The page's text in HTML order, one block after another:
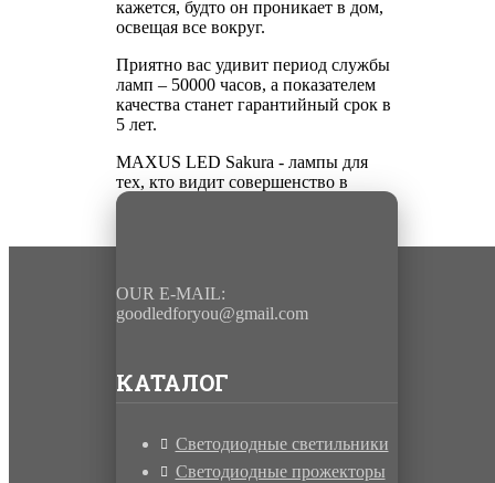
кажется, будто он проникает в дом,
освещая все вокруг.
Приятно вас удивит период службы
ламп – 50000 часов, а показателем
качества станет гарантийный срок в
5 лет.
MAXUS LED Sakura - лампы для
тех, кто видит совершенство в
деталях!
OUR E-MAIL:
goodledforyou@gmail.cоm
КАТАЛОГ
Светодиодные светильники
Светодиодные прожекторы